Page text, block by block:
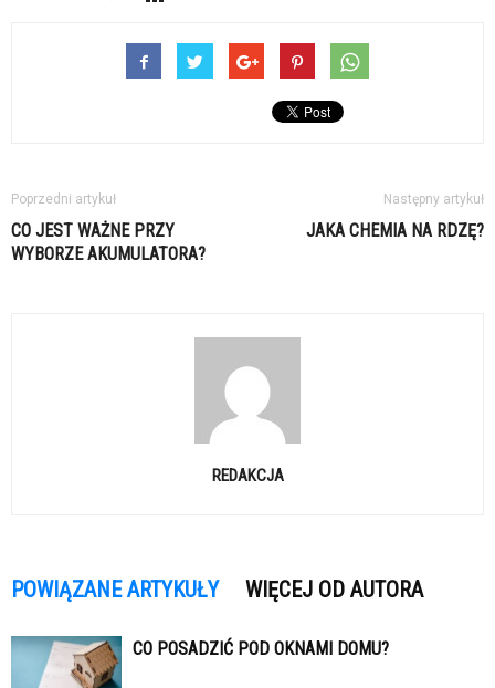
Poprzedni artykuł
CO JEST WAŻNE PRZY
WYBORZE AKUMULATORA?
Następny artykuł
JAKA CHEMIA NA RDZĘ?
REDAKCJA
POWIĄZANE ARTYKUŁY WIĘCEJ OD AUTORA
CO POSADZIĆ POD OKNAMI DOMU?